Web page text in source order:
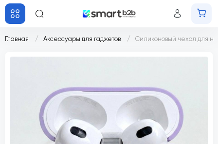
Главная Аксессуары для гаджетов Силиконовый чехол для